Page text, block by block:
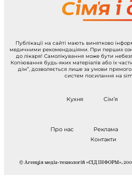
Публікації на сайті мають винятково
медичними рекомендаціями. При перших
до лікаря! Самолікування може бути
Копіювання будь-яких матеріалів або їх
дім”, дозволяється лише за умови
систем посилання на
Кухня Сім’я
Про нас Реклама
Контакти
© Агенція медіа-технологій «СІД ІНФОРМ»,